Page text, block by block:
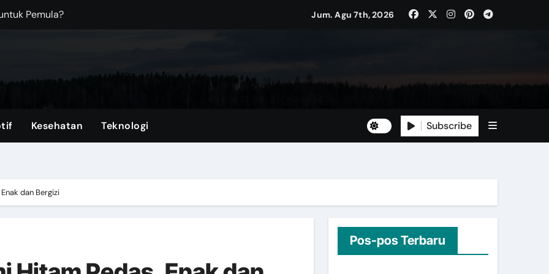
Ini Saran Terbaiknya!
Top Up ML Tercepat di VocaGame
dengan Fitur Praktis untuk Mobilitas Harian
Melawan Arah?
Jum. Agu 7th, 2026
Kesehatan Teknologi Subscribe
dan Bergizi
Pos-pos Terbaru